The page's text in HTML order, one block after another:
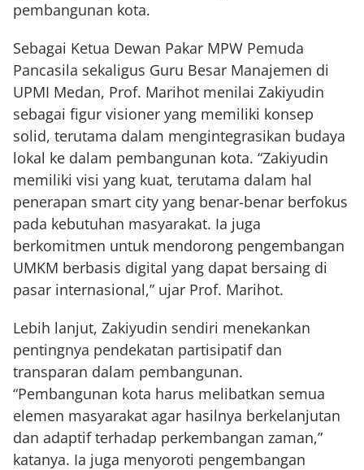
pembangunan kota.
Sebagai Ketua Dewan Pakar MPW Pemuda
Pancasila sekaligus Guru Besar Manajemen di
UPMI Medan, Prof. Marihot menilai Zakiyudin
sebagai figur visioner yang memiliki konsep
solid, terutama dalam mengintegrasikan budaya
lokal ke dalam pembangunan kota. “Zakiyudin
memiliki visi yang kuat, terutama dalam hal
penerapan smart city yang benar-benar berfokus
pada kebutuhan masyarakat. Ia juga
berkomitmen untuk mendorong pengembangan
UMKM berbasis digital yang dapat bersaing di
pasar internasional,” ujar Prof. Marihot.
Lebih lanjut, Zakiyudin sendiri menekankan
pentingnya pendekatan partisipatif dan
transparan dalam pembangunan.
“Pembangunan kota harus melibatkan semua
elemen masyarakat agar hasilnya berkelanjutan
dan adaptif terhadap perkembangan zaman,”
katanya. Ia juga menyoroti pengembangan